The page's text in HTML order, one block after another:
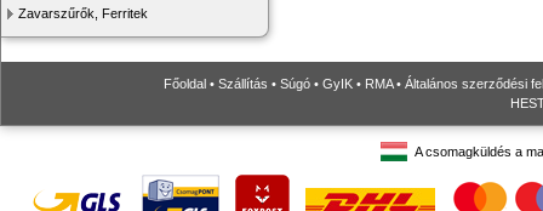
Zavarszűrők, Ferritek
Főoldal • Szállítás • Súgó • GyIK • RMA• Általános szerződési
A csomagküldés a